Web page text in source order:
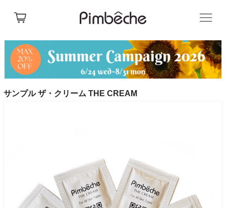
サンプル ザ・クリーム THE CREAM